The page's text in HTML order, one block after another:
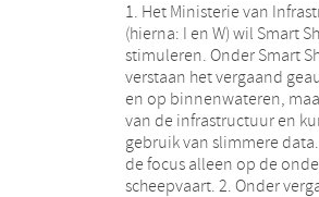
1. Het Ministerie van
(hierna: I en W) wil Smart
stimuleren. Onder Smart
verstaan het vergaand
en op binnenwateren,
van de infrastructuur en
gebruik van slimmere data. In dit rapport ligt evenwel
de focus alleen op de
scheepvaart. 2. Onder
scheep-vaart. 5. I en W heeft
1.23 van het
beleidsregel
vergaand geauto-
binnenwateren
Ook is I en W een
ontwikkelen voor de zeevaart. § 2
Onderzoeksopdracht.
onderzoeken, zowel voor